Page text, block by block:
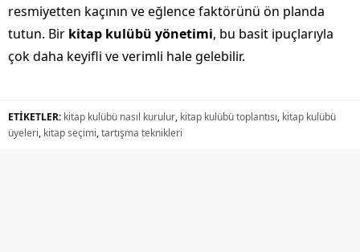
resmiyetten kaçının ve eğlence faktörünü ön planda
tutun. Bir kitap kulübü yönetimi, bu basit ipuçlarıyla
çok daha keyifli ve verimli hale gelebilir.
ETİKETLER: kitap kulübü nasıl kurulur, kitap kulübü toplantısı, kitap kulübü
üyeleri, kitap seçimi,tartışma teknikleri